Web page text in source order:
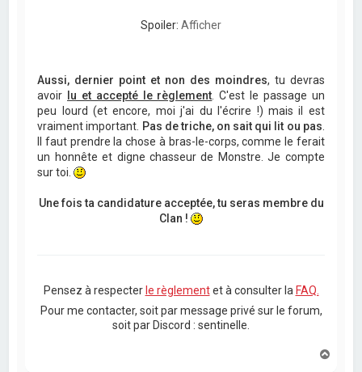
Spoiler: Afficher
Aussi, dernier point et non des moindres, tu devras
avoir lu et accepté le règlement . C'est le passage un
peu lourd (et encore, moi j'ai du l'écrire !) mais il est
vraiment important. Pas de triche, on sait qui lit ou pas
Il faut prendre la chose à bras-le-corps, comme le ferait
un honnête et digne chasseur de Monstre. Je compte
sur toi.
Une fois ta candidature acceptée, tu seras membre du
Clan !
Pensez à respecterle règlementet à consulter la FAQ.
Pour me contacter, soit par message privé sur le forum,
soit par Discord : sentinelle.